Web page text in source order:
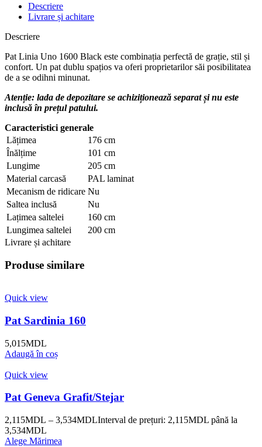
Descriere
Livrare și achitare
Descriere
Pat Linia Uno 1600 Black este combinația perfectă de grație, stil și
confort. Un pat dublu spațios va oferi proprietarilor săi posibilitatea
de a se odihni minunat.
Atenție: lada de depozitare se achiziționează separat și nu este
inclusă în prețul patului.
Caracteristici generale
Lățimea
176 cm
Înălțime
101 cm
Lungime
205 cm
Material carcasă
PAL laminat
Mecanism de ridicare Nu
Saltea inclusă
Nu
Lațimea saltelei
160 cm
Lungimea saltelei
200 cm
Livrare și achitare
Produse similare
Quick view
Pat Sardinia 160
5,015MDL
Adaugă în coș
Quick view
Pat Geneva Grafit/Stejar
2,115MDL – 3,534MDLInterval de prețuri: 2,115MDL până la
3,534MDL
Alege Mărimea